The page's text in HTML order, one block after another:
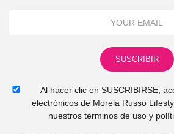
Al hacer clic en SUSCRIBIRSE,
electrónicos de Morela Russo
nuestros términos de uso y